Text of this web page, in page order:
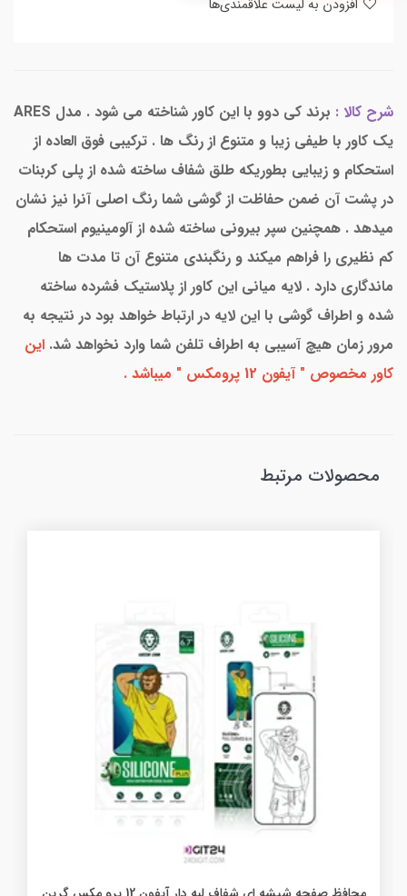
شرح کالا :
برند کی دوو با این کاور شناخته می شود . مدل ARES
یک کاور با طیفی زیبا و متنوع از رنگ ها . ترکیبی فوق العاده از
استحکام و زیبایی بطوریکه طلق شفاف ساخته شده از پلی کربنات
در پشت آن ضمن حفاظت از گوشی شما رنگ اصلی آنرا نیز نشان
میدهد . همچنین سپر بیرونی ساخته شده از آلومینیوم استحکام
کم نظیری را فراهم میکند و رنگبندی متنوع آن تا مدت ها
ماندگاری دارد . لایه میانی این کاور از پلاستیک فشرده ساخته
شده و اطراف گوشی با این لایه در ارتباط خواهد بود در نتیجه به
مرور زمان هیچ آسیبی به اطراف تلفن شما وارد نخواهد شد. این
کاور مخصوص " آیفون 12 پرومکس " میباشد .
محصولات مرتبط